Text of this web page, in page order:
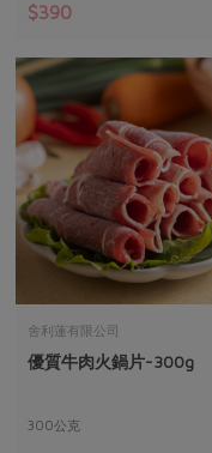
$390
舍利蓮有限公司
優質牛肉火鍋片-300g
300公克